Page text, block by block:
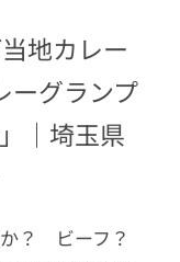
地カレー
ーグランプ
｜埼玉県
？ ビーフ？